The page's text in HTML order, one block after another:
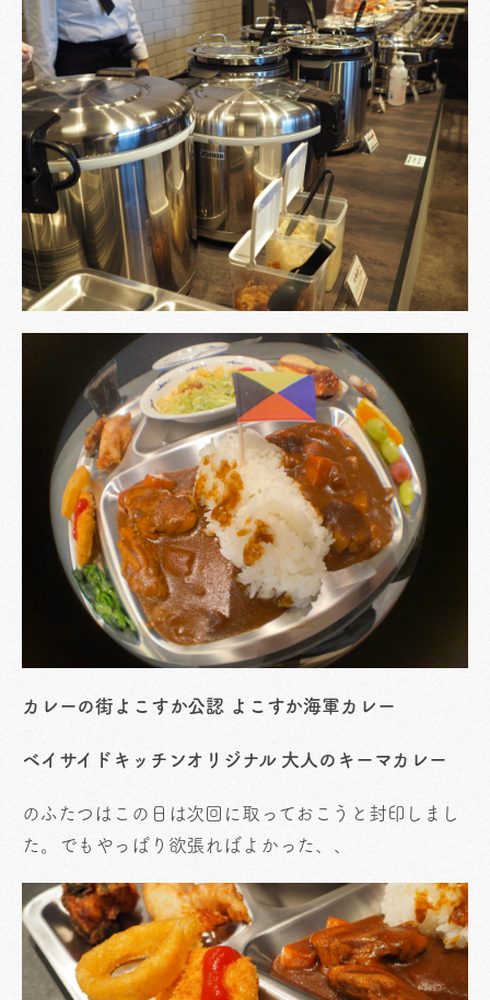
カレーの街よこすか公認 よこすか海軍カレー
ベイサイドキッチンオリジナル 大人のキーマカレー
のふたつはこの日は次回に取っておこうと封印しまし
た。でもやっぱり欲張ればよかった、、